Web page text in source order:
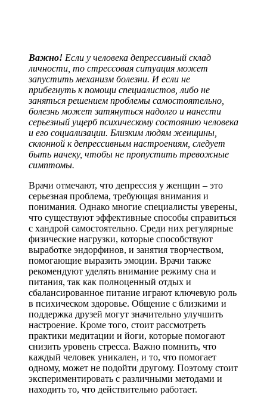
Важно! Если у человека депрессивный склад
личности, то стрессовая ситуация может
запустить механизм болезни. И если не
прибегнуть к помощи специалистов, либо не
заняться решением проблемы самостоятельно,
болезнь может затянуться надолго и нанести
серьезный ущерб психическому состоянию человека
и его социализации. Близким людям женщины,
склонной к депрессивным настроениям, следует
быть начеку, чтобы не пропустить тревожные
симптомы.
Врачи отмечают, что депрессия у женщин – это
серьезная проблема, требующая внимания и
понимания. Однако многие специалисты уверены,
что существуют эффективные способы справиться
с хандрой самостоятельно. Среди них регулярные
физические нагрузки, которые способствуют
выработке эндорфинов, и занятия творчеством,
помогающие выразить эмоции. Врачи также
рекомендуют уделять внимание режиму сна и
питания, так как полноценный отдых и
сбалансированное питание играют ключевую роль
в психическом здоровье. Общение с близкими и
поддержка друзей могут значительно улучшить
настроение. Кроме того, стоит рассмотреть
практики медитации и йоги, которые помогают
снизить уровень стресса. Важно помнить, что
каждый человек уникален, и то, что помогает
одному, может не подойти другому. Поэтому стоит
экспериментировать с различными методами и
находить то, что действительно работает.